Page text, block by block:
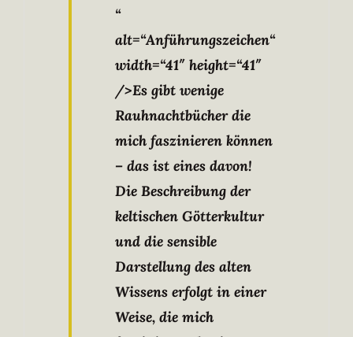
“
alt=“Anführungszeichen“
width=“41″ height=“41″
/>Es gibt wenige
Rauhnachtbücher die
mich faszinieren können
– das ist eines davon!
Die Beschreibung der
keltischen Götterkultur
und die sensible
Darstellung des alten
Wissens erfolgt in einer
Weise, die mich